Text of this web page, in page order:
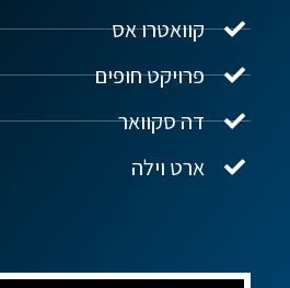
קוואטרו אס
פרויקט חופים
דה סקוואר
ארט וילה
שלום! איך אפשר לעזור?